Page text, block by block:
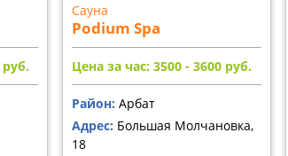
руб.
Сауна
Podium Spa
Цена за час: 3500 - 3600 руб.
Район:Арбат
Адрес: Большая Молчановка,
18